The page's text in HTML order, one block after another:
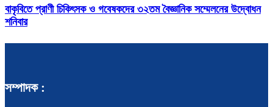
বাকৃবিতে প্রাণী চিকিৎসক ও গবেষকদের ৩২তম বৈজ্ঞানিক সম্মেলনের উদ্বোধন
শনিবার
সম্পাদক :